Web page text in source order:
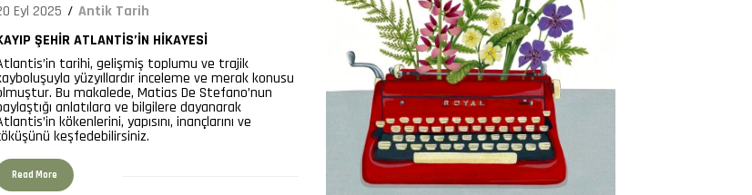
Eyl 2025
Antik Tarih
ŞEHIR ATLANTIS’IN HIKAYESI
tarihi, gelişmiş toplumu ve trajik
yüzyıllardır inceleme ve merak konusu
Bu makalede, Matias De Stefano’nun
anlatılara ve bilgilere dayanarak
kökenlerini, yapısını, inançlarını ve
keşfedebilirsiniz.
Read More